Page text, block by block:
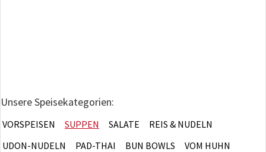
Unsere Speisekategorien:
VORSPEISEN SUPPEN SALATE
REIS & NUDELN
UDON-NUDELN
PAD-THAI BUN BOWLS
VOM HUHN